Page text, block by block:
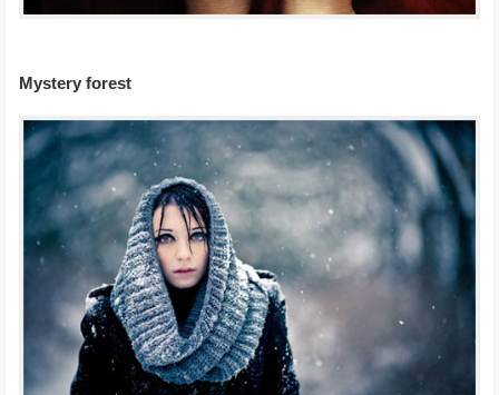
Mystery forest